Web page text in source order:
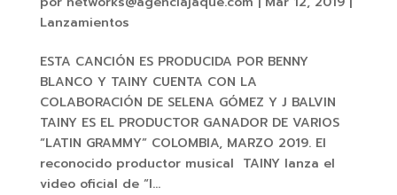
Lanzamientos
ESTA CANCIÓN ES PRODUCIDA POR BENNY
BLANCO Y TAINY CUENTA CON LA
COLABORACIÓN DE SELENA GÓMEZ Y J BALVIN
TAINY ES EL PRODUCTOR GANADOR DE VARIOS
“LATIN GRAMMY” COLOMBIA, MARZO 2019. El
reconocido productor musical TAINY lanza el
video oficial de “I...